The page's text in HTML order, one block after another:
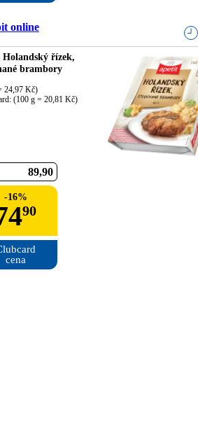
online
řízek,
brambory
24,97 Kč)
(100 g = 20,81 Kč)
89 90
-16%
90
cena